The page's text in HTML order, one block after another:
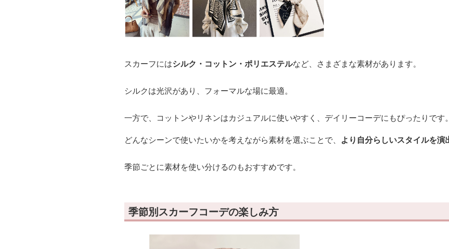
スカーフにはシルク・コットン・ポリエステルなど、さまざまな素材があります。
シルクは光沢があり、フォーマルな場に最適。
一方で、コットンやリネンはカジュアルに使いやすく、デイリーコーデにもぴったりです。
どんなシーンで使いたいかを考えながら素材を選ぶことで、 より自分らしいスタイルを演
季節ごとに素材を使い分けるのもおすすめです。
季節別スカーフコーデの楽しみ方